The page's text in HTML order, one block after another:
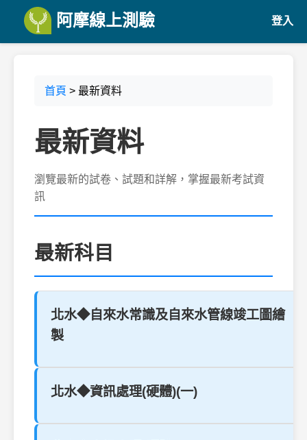
阿摩線上測驗 登入
首頁 > 最新資料
最新資料
瀏覽最新的試卷、試題和詳解，掌握最新考試資
訊
最新科目
北水◆自來水常識及自來水管線竣工圖繪
製
北水◆資訊處理(硬體)(一)